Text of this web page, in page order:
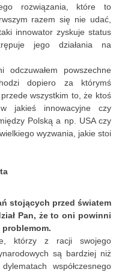
rozwiązania, które to
razem się nie udać,
innowator zyskuje status
jego działania na
powszechne
dopiero za którymś
wszystkim to, że ktoś
w jakieś innowacyjne czy
Polską a np. USA czy
wyzwania, jakie stoi
stojących przed światem
Pan, że to oni powinni
problemom.
którzy z racji swojego
są bardziej niż
współczesnego